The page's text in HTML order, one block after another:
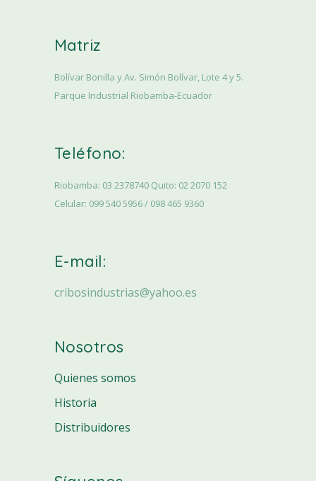
Matriz
Bolívar Bonilla y Av. Simón Bolívar, Lote 4 y 5.
Parque Industrial Riobamba-Ecuador
Teléfono:
Riobamba: 03 2378740 Quito: 02 2070 152
Celular: 099 540 5956 / 098 465 9360
E-mail:
cribosindustrias@yahoo.es
Nosotros
Quienes somos
Historia
Distribuidores